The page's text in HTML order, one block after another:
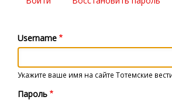
вкладки
Username
Укажите ваше имя на сайте Тотемские
Пароль